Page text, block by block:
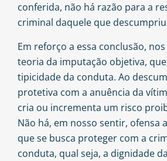
conferida, não há razão para a
criminal daquele que
Em reforço a essa conclusão,
teoria da imputação objetiva,
tipicidade da conduta. Ao
protetiva com a anuência da
cria ou incrementa um risco
Não há, em nosso sentir, ofensa
que se busca proteger com a
conduta, qual seja, a dignidade